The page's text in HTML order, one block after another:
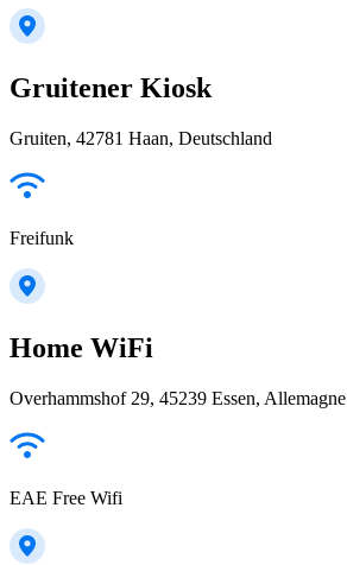
Gruitener Kiosk
Gruiten, 42781 Haan, Deutschland
Freifunk
Home WiFi
Overhammshof 29, 45239 Essen, Allemagne
EAE Free Wifi